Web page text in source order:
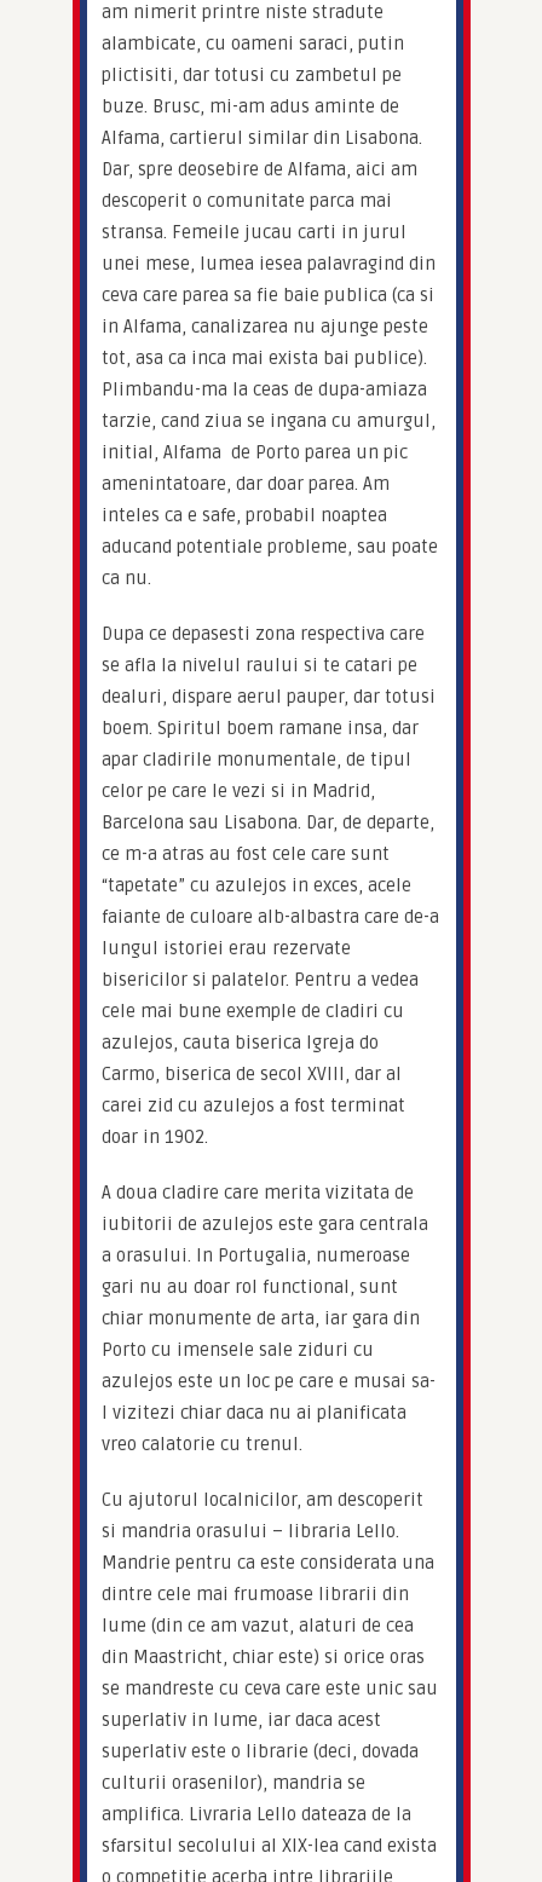
am nimerit printre niste stradute
alambicate, cu oameni saraci, putin
plictisiti, dar totusi cu zambetul pe
buze. Brusc, mi-am adus aminte de
Alfama, cartierul similar din Lisabona.
Dar, spre deosebire de Alfama, aici am
descoperit o comunitate parca mai
stransa. Femeile jucau carti in jurul
unei mese, lumea iesea palavragind din
ceva care parea sa fie baie publica (ca si
in Alfama, canalizarea nu ajunge peste
tot, asa ca inca mai exista bai publice).
Plimbandu-ma la ceas de dupa-amiaza
tarzie, cand ziua se ingana cu amurgul,
initial, Alfama  de Porto parea un pic
amenintatoare, dar doar parea. Am
inteles ca e safe, probabil noaptea
aducand potentiale probleme, sau poate
ca nu.
Dupa ce depasesti zona respectiva care
se afla la nivelul raului si te catari pe
dealuri, dispare aerul pauper, dar totusi
boem. Spiritul boem ramane insa, dar
apar cladirile monumentale, de tipul
celor pe care le vezi si in Madrid,
Barcelona sau Lisabona. Dar, de departe,
ce m-a atras au fost cele care sunt
“tapetate” cu azulejos in exces, acele
faiante de culoare alb-albastra care de-a
lungul istoriei erau rezervate
bisericilor si palatelor. Pentru a vedea
cele mai bune exemple de cladiri cu
azulejos, cauta biserica Igreja do
Carmo, biserica de secol XVIII, dar al
carei zid cu azulejos a fost terminat
doar in 1902.
A doua cladire care merita vizitata de
iubitorii de azulejos este gara centrala
a orasului. In Portugalia, numeroase
gari nu au doar rol functional, sunt
chiar monumente de arta, iar gara din
Porto cu imensele sale ziduri cu
azulejos este un loc pe care e musai sa-
l vizitezi chiar daca nu ai planificata
vreo calatorie cu trenul.
Cu ajutorul localnicilor, am descoperit
si mandria orasului – libraria Lello.
Mandrie pentru ca este considerata una
dintre cele mai frumoase librarii din
lume (din ce am vazut, alaturi de cea
din Maastricht, chiar este) si orice oras
se mandreste cu ceva care este unic sau
superlativ in lume, iar daca acest
superlativ este o librarie (deci, dovada
culturii orasenilor), mandria se
amplifica. Livraria Lello dateaza de la
sfarsitul secolului al XIX-lea cand exista
o competitie acerba intre librariile